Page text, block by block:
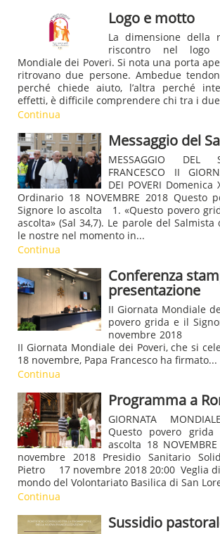
Logo e motto
La dimensione della
riscontro nel logo
Mondiale dei Poveri. Si nota una porta
ritrovano due persone. Ambedue
perché chiede aiuto, l’altra perché
effetti, è difficile comprendere chi tra i
Continua
Messaggio del
MESSAGGIO DEL
FRANCESCO II
DEI POVERI Domenica
Ordinario 18 NOVEMBRE 2018 Questo
Signore lo ascolta 1. «Questo povero
ascolta» (Sal 34,7). Le parole del
le nostre nel momento in...
Continua
Conferenza
presentazione
II Giornata Mondiale
povero grida e il
novembre 2018
II Giornata Mondiale dei Poveri, che si
18 novembre, Papa Francesco ha firmato...
Continua
Programma a
GIORNATA
Questo povero
ascolta 18
novembre 2018 Presidio Sanitario
Pietro 17 novembre 2018 20:00 Veglia
mondo del Volontariato Basilica di San
Continua
Sussidio